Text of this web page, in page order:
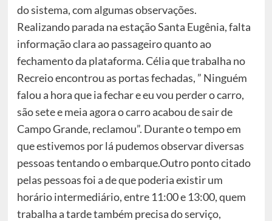
do sistema, com algumas observações.
Realizando parada na estação Santa Eugênia, falta
informação clara ao passageiro quanto ao
fechamento da plataforma. Célia que trabalha no
Recreioencontrou as portas fechadas, ” Ninguém
falou a hora que ia fechar e eu vou perder o carro,
são sete e meia agora o carro acabou de sair de
Campo Grande, reclamou”. Durante o tempo em
que estivemos por lá pudemos observar diversas
pessoas tentando o embarque.Outro ponto citado
pelas pessoas foi a de que poderia existir um
horário intermediário, entre 11:00 e 13:00, quem
trabalha a tarde também precisa do serviço,